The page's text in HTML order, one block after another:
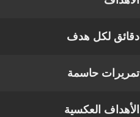
دقائق لكل هدف
تمريرات حاسمة
الأهداف العكسية